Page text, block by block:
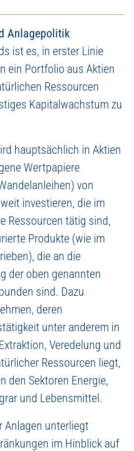
Anlagepolitik
ist es, in erster Linie
ein Portfolio aus Aktien
Ressourcen
Kapitalwachstum zu
hauptsächlich in Aktien
Wertpapiere
von
investieren, die im
Ressourcen tätig sind,
Produkte (wie im
die an die
der oben genannten
sind. Dazu
deren
unter anderem in
Veredelung und
Ressourcen liegt,
den Sektoren Energie,
und Lebensmittel.
Anlagen unterliegt
im Hinblick auf